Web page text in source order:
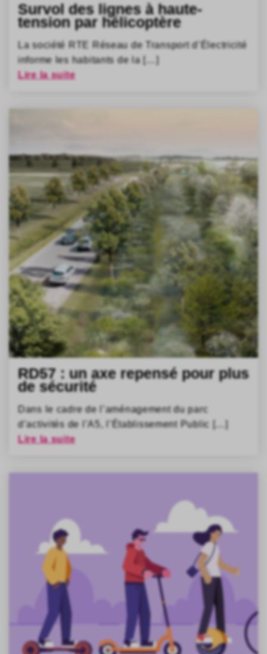
Survol des lignes à haute-
tension par hélicoptère
La société RTE Réseau de Transport d’Électricité
informe les habitants de la […]
Lire la suite
RD57 : un axe repensé pour plus
de sécurité
Dans le cadre de l’aménagement du parc
d’activités de l’A5, l’Établissement Public […]
Lire la suite